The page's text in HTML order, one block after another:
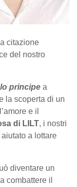
citazione
del nostro
principe a
la scoperta di un
e il
di LILT, i nostri
a lottare
diventare un
combattere il